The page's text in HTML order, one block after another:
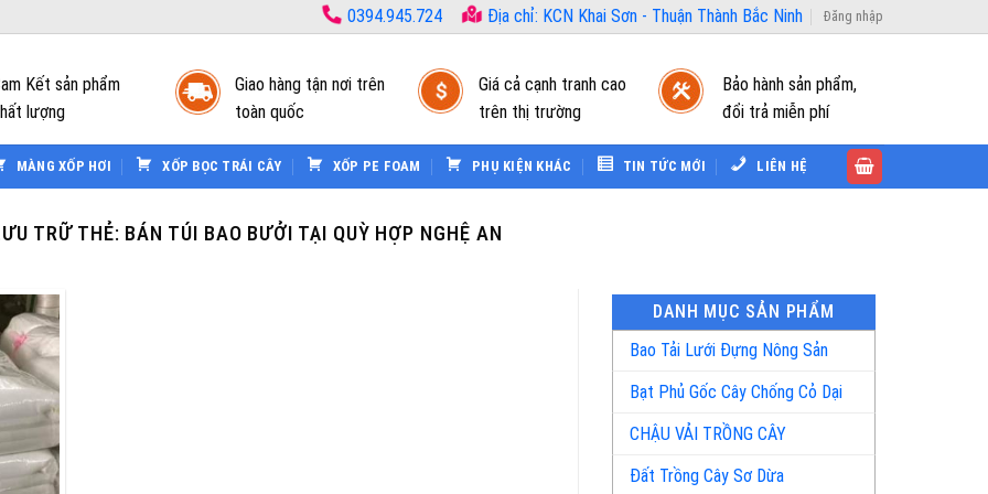
0394.945.724 Địa chỉ: KCN Khai Sơn - Thuận Thành Bắc Ninh Đăng nhập
Kết sản phẩm
lượng
Giao hàng tận nơi trên
toàn quốc
Giá cả cạnh tranh cao
trên thị trường
Bảo hành sản phẩm,
đổi trả miễn phí
MÀNG XỐP HƠI XỐP BỌC TRÁI CÂY XỐP PE FOAM PHỤ KIỆN KHÁC TIN TỨC MỚI LIÊN HỆ
TRỮ THẺ: BÁN TÚI BAO BƯỞI TẠI QUỲ HỢP NGHỆ AN
DANH MỤC SẢN PHẨM
Bao Tải Lưới Đựng Nông Sản
Bạt Phủ Gốc Cây Chống Cỏ Dại
CHẬU VẢI TRỒNG CÂY
Đất Trồng Cây Sơ Dừa